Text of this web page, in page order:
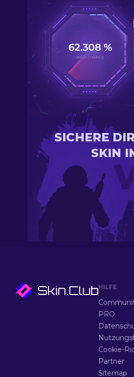
SICHERE
SKIN
HILFE
PRO
Cookie-
Partner
Sitemap